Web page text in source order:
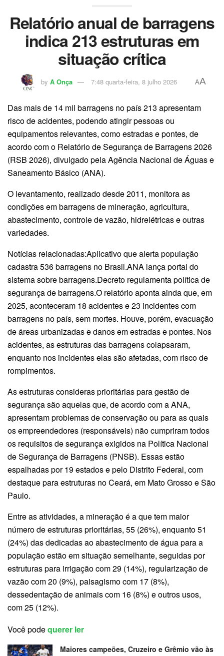
Relatório anual de barragens
indica 213 estruturas em
situação crítica
by A Onça 7:48 quarta-feira, 8 julho 2026 AA
Das mais de 14 mil barragens no país 213 apresentam
risco de acidentes, podendo atingir pessoas ou
equipamentos relevantes, como estradas e pontes, de
acordo com o Relatório de Segurança de Barragens 2026
(RSB 2026), divulgado pela Agência Nacional de Águas e
Saneamento Básico (ANA).
O levantamento, realizado desde 2011, monitora as
condições em barragens de mineração, agricultura,
abastecimento, controle de vazão, hidrelétricas e outras
variedades.
Notícias relacionadas:Aplicativo que alerta população
cadastra 536 barragens no Brasil.ANA lança portal do
sistema sobre barragens.Decreto regulamenta política de
segurança de barragens.O relatório aponta ainda que, em
2025, aconteceram 18 acidentes e 23 incidentes com
barragens no país, sem mortes. Houve, porém, evacuação
de áreas urbanizadas e danos em estradas e pontes. Nos
acidentes, as estruturas das barragens colapsaram,
enquanto nos incidentes elas são afetadas, com risco de
rompimentos.
As estruturas consideras prioritárias para gestão de
segurança são aquelas que, de acordo com a ANA,
apresentam problemas de conservação ou para as quais
os empreendedores (responsáveis) não cumpriram todos
os requisitos de segurança exigidos na Política Nacional
de Segurança de Barragens (PNSB). Essas estão
espalhadas por 19 estados e pelo Distrito Federal, com
destaque para estruturas no Ceará, em Mato Grosso e São
Paulo.
Entre as atividades, a mineração é a que tem maior
número de estruturas prioritárias, 55 (26%), enquanto 51
(24%) das dedicadas ao abastecimento de água para a
população estão em situação semelhante, seguidas por
estruturas para irrigação com 29 (14%), regularização de
vazão com 20 (9%), paisagismo com 17 (8%),
dessedentação de animais com 16 (8%) e outros usos,
com 25 (12%).
Você podequerer ler
Maiores campeões, Cruzeiro e Grêmio vão às